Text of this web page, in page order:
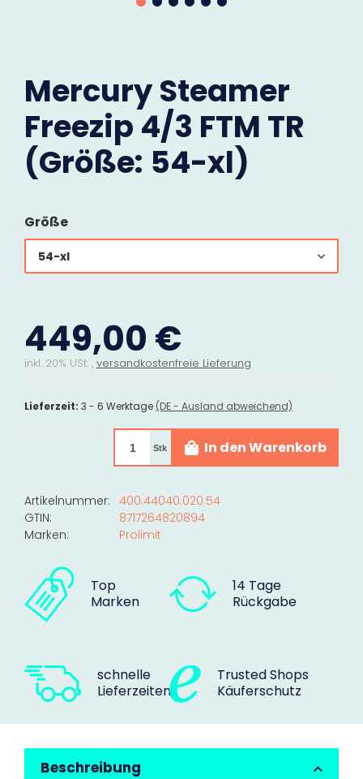
Mercury Steamer
Freezip 4/3 FTM TR
(Größe: 54-xl)
Größe
54-xl
449,00 €
inkl. 20% USt. , versandkostenfreie Lieferung
Lieferzeit: 3 - 6 Werktage (DE - Ausland abweichend)
Stk In den Warenkorb
Artikelnummer: 400.44040.020.54
GTIN:
8717264820894
Marken:
Prolimit
Top
Marken
14 Tage
Rückgabe
schnelle
Lieferzeiten
Trusted Shops
Käuferschutz
Beschreibung